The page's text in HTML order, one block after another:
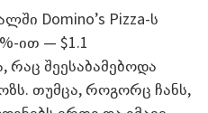
Domino’s Pizza-ს
ით — $1.1
შეესაბამებოდა
თუმცა, როგორც ჩანს,